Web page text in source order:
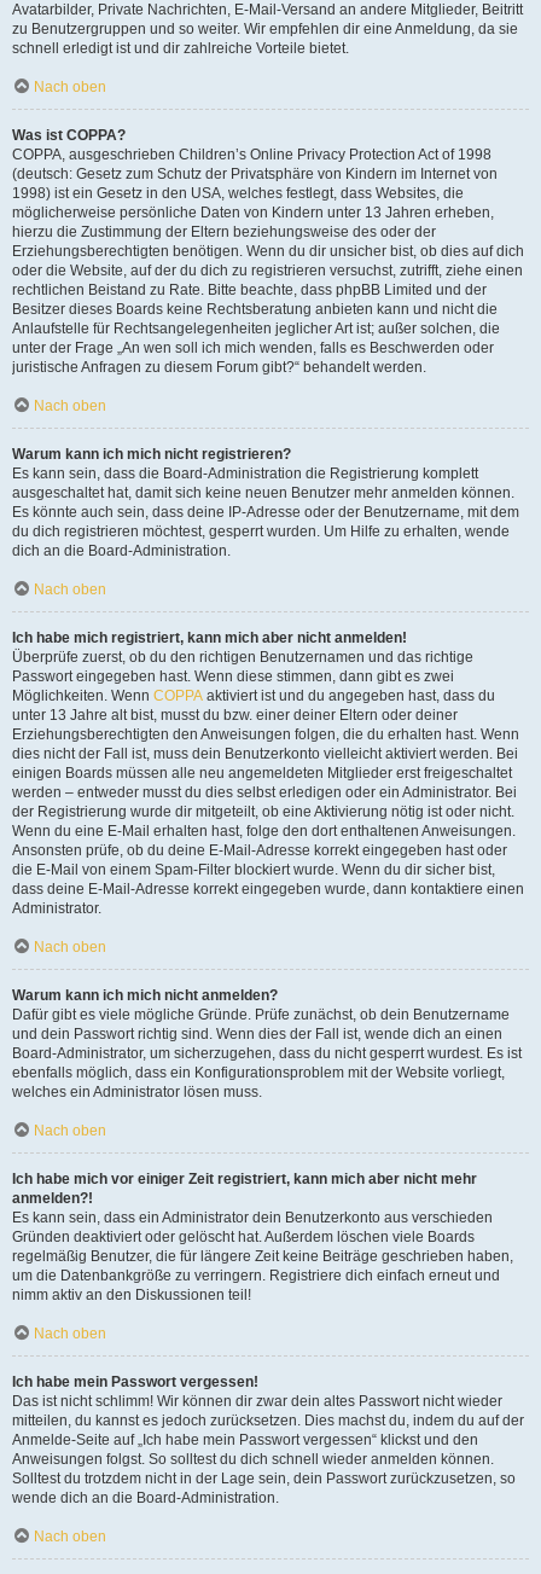
Avatarbilder, Private Nachrichten, E-Mail-Versand an andere Mitglieder, Beitritt
zu Benutzergruppen und so weiter. Wir empfehlen dir eine Anmeldung, da sie
schnell erledigt ist und dir zahlreiche Vorteile bietet.
Nach oben
Was ist COPPA?
COPPA, ausgeschrieben Children’s Online Privacy Protection Act of 1998
(deutsch: Gesetz zum Schutz der Privatsphäre von Kindern im Internet von
1998) ist ein Gesetz in den USA, welches festlegt, dass Websites, die
möglicherweise persönliche Daten von Kindern unter 13 Jahren erheben,
hierzu die Zustimmung der Eltern beziehungsweise des oder der
Erziehungsberechtigten benötigen. Wenn du dir unsicher bist, ob dies auf dich
oder die Website, auf der du dich zu registrieren versuchst, zutrifft, ziehe einen
rechtlichen Beistand zu Rate. Bitte beachte, dass phpBB Limited und der
Besitzer dieses Boards keine Rechtsberatung anbieten kann und nicht die
Anlaufstelle für Rechtsangelegenheiten jeglicher Art ist; außer solchen, die
unter der Frage „An wen soll ich mich wenden, falls es Beschwerden oder
juristische Anfragen zu diesem Forum gibt?“ behandelt werden.
Nach oben
Warum kann ich mich nicht registrieren?
Es kann sein, dass die Board-Administration die Registrierung komplett
ausgeschaltet hat, damit sich keine neuen Benutzer mehr anmelden können.
Es könnte auch sein, dass deine IP-Adresse oder der Benutzername, mit dem
du dich registrieren möchtest, gesperrt wurden. Um Hilfe zu erhalten, wende
dich an die Board-Administration.
Nach oben
Ich habe mich registriert, kann mich aber nicht anmelden!
Überprüfe zuerst, ob du den richtigen Benutzernamen und das richtige
Passwort eingegeben hast. Wenn diese stimmen, dann gibt es zwei
Möglichkeiten. Wenn COPPA aktiviert ist und du angegeben hast, dass du
unter 13 Jahre alt bist, musst du bzw. einer deiner Eltern oder deiner
Erziehungsberechtigten den Anweisungen folgen, die du erhalten hast. Wenn
dies nicht der Fall ist, muss dein Benutzerkonto vielleicht aktiviert werden. Bei
einigen Boards müssen alle neu angemeldeten Mitglieder erst freigeschaltet
werden – entweder musst du dies selbst erledigen oder ein Administrator. Bei
der Registrierung wurde dir mitgeteilt, ob eine Aktivierung nötig ist oder nicht.
Wenn du eine E-Mail erhalten hast, folge den dort enthaltenen Anweisungen.
Ansonsten prüfe, ob du deine E-Mail-Adresse korrekt eingegeben hast oder
die E-Mail von einem Spam-Filter blockiert wurde. Wenn du dir sicher bist,
dass deine E-Mail-Adresse korrekt eingegeben wurde, dann kontaktiere einen
Administrator.
Nach oben
Warum kann ich mich nicht anmelden?
Dafür gibt es viele mögliche Gründe. Prüfe zunächst, ob dein Benutzername
und dein Passwort richtig sind. Wenn dies der Fall ist, wende dich an einen
Board-Administrator, um sicherzugehen, dass du nicht gesperrt wurdest. Es ist
ebenfalls möglich, dass ein Konfigurationsproblem mit der Website vorliegt,
welches ein Administrator lösen muss.
Nach oben
Ich habe mich vor einiger Zeit registriert, kann mich aber nicht mehr
anmelden?!
Es kann sein, dass ein Administrator dein Benutzerkonto aus verschieden
Gründen deaktiviert oder gelöscht hat. Außerdem löschen viele Boards
regelmäßig Benutzer, die für längere Zeit keine Beiträge geschrieben haben,
um die Datenbankgröße zu verringern. Registriere dich einfach erneut und
nimm aktiv an den Diskussionen teil!
Nach oben
Ich habe mein Passwort vergessen!
Das ist nicht schlimm! Wir können dir zwar dein altes Passwort nicht wieder
mitteilen, du kannst es jedoch zurücksetzen. Dies machst du, indem du auf der
Anmelde-Seite auf „Ich habe mein Passwort vergessen“ klickst und den
Anweisungen folgst. So solltest du dich schnell wieder anmelden können.
Solltest du trotzdem nicht in der Lage sein, dein Passwort zurückzusetzen, so
wende dich an die Board-Administration.
Nach oben